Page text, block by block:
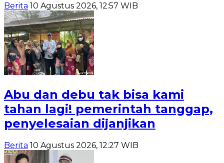
Berita 10 Agustus 2026, 12:57 WIB
Abu dan debu tak bisa kami
tahan lagi! pemerintah tanggap,
penyelesaian dijanjikan
Berita 10 Agustus 2026, 12:27 WIB